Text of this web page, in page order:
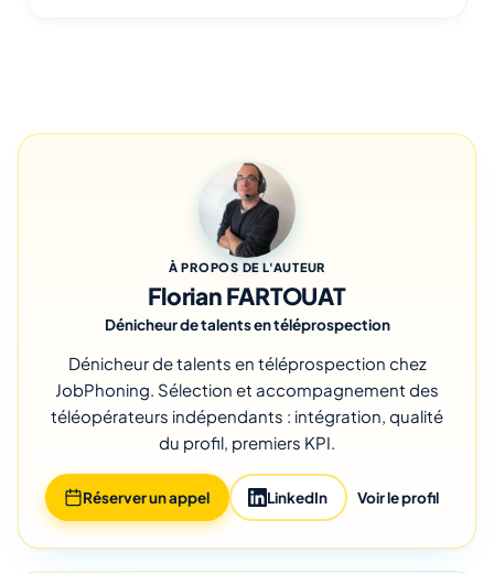
À PROPOS DE L'AUTEUR
Florian FARTOUAT
Dénicheur de talents en téléprospection
Dénicheur de talents en téléprospection chez
JobPhoning. Sélection et accompagnement des
téléopérateurs indépendants : intégration, qualité
du profil, premiers KPI.
Réserver un appel LinkedIn Voir le profil